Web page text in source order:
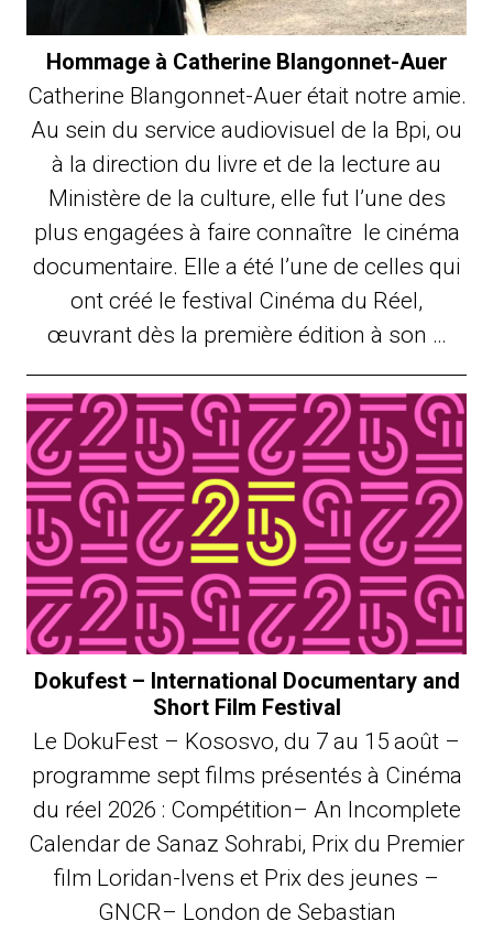
Hommage à Catherine Blangonnet-Auer
Catherine Blangonnet-Auer était notre amie.
Au sein du service audiovisuel de la Bpi, ou
à la direction du livre et de la lecture au
Ministère de la culture, elle fut l’une des
plus engagées à faire connaître le cinéma
documentaire. Elle a été l’une de celles qui
ont créé le festival Cinéma du Réel,
œuvrant dès la première édition à son …
Dokufest – International Documentary and
Short Film Festival
Le DokuFest – Kososvo, du 7 au 15 août –
programme sept films présentés à Cinéma
du réel 2026 : Compétition– An Incomplete
Calendar de Sanaz Sohrabi, Prix du Premier
film Loridan-Ivens et Prix des jeunes –
GNCR– London de Sebastian